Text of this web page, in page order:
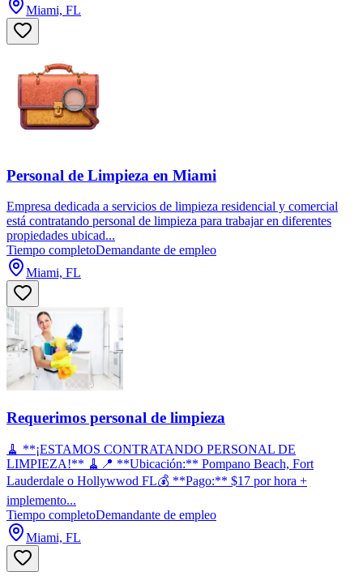
Miami, FL
Personal de Limpieza en Miami
Empresa dedicada a servicios de limpieza residencial y comercial
está contratando personal de limpieza para trabajar en diferentes
propiedades ubicad...
Tiempo completoDemandante de empleo
Miami, FL
Requerimos personal de limpieza
🧹 **¡ESTAMOS CONTRATANDO PERSONAL DE
LIMPIEZA!** 🧹📍 **Ubicación:** Pompano Beach, Fort
Lauderdale o Hollywwod FL💰 **Pago:** $17 por hora +
implemento...
Tiempo completoDemandante de empleo
Miami, FL